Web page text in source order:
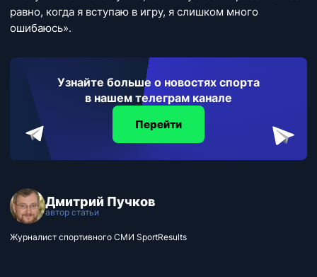
равно, когда я вступаю в игру, я слишком много
ошибаюсь».
Узнайте больше о новостях спорта
в нашем телеграм канале
Перейти
Дмитрий Пучков
автор статьи
Журналист спортивного СМИ SportResults